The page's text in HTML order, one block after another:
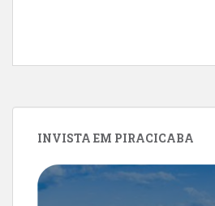
INVISTA EM PIRACICABA